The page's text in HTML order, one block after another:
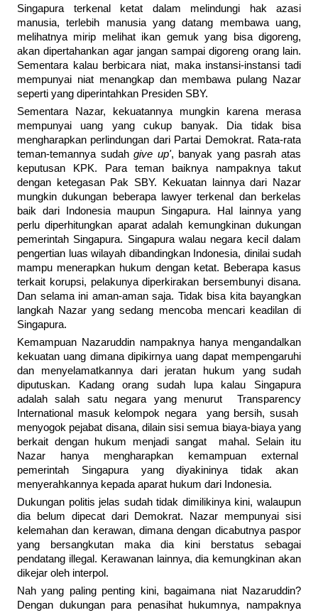
Singapura terkenal ketat dalam melindungi hak azasi
manusia, terlebih manusia yang datang membawa uang,
melihatnya mirip melihat ikan gemuk yang bisa digoreng,
akan dipertahankan agar jangan sampai digoreng orang lain.
Sementara kalau berbicara niat, maka instansi-instansi tadi
mempunyai niat menangkap dan membawa pulang Nazar
seperti yang diperintahkan Presiden SBY.
Sementara Nazar, kekuatannya mungkin karena merasa
mempunyai uang yang cukup banyak. Dia tidak bisa
mengharapkan perlindungan dari Partai Demokrat. Rata-rata
teman-temannya sudahgive up', banyak yang pasrah atas
keputusan KPK. Para teman baiknya nampaknya takut
dengan ketegasan Pak SBY. Kekuatan lainnya dari Nazar
mungkin dukungan beberapa lawyer terkenal dan berkelas
baik dari Indonesia maupun Singapura. Hal lainnya yang
perlu diperhitungkan aparat adalah kemungkinan dukungan
pemerintah Singapura. Singapura walau negara kecil dalam
pengertian luas wilayah dibandingkan Indonesia, dinilai sudah
mampu menerapkan hukum dengan ketat. Beberapa kasus
terkait korupsi, pelakunya diperkirakan bersembunyi disana.
Dan selama ini aman-aman saja. Tidak bisa kita bayangkan
langkah Nazar yang sedang mencoba mencari keadilan di
Singapura.
Kemampuan Nazaruddin nampaknya hanya mengandalkan
kekuatan uang dimana dipikirnya uang dapat mempengaruhi
dan menyelamatkannya dari jeratan hukum yang sudah
diputuskan. Kadang orang sudah lupa kalau Singapura
adalah salah satu negara yang menurut Transparency
International masuk kelompok negara yang bersih, susah
menyogok pejabat disana, dilain sisi semua biaya-biaya yang
berkait dengan hukum menjadi sangat mahal. Selain itu
Nazar hanya mengharapkan kemampuan external
pemerintah Singapura yang diyakininya tidak akan
menyerahkannya kepada aparat hukum dari Indonesia.
Dukungan politis jelas sudah tidak dimilikinya kini, walaupun
dia belum dipecat dari Demokrat. Nazar mempunyai sisi
kelemahan dan kerawan, dimana dengan dicabutnya paspor
yang bersangkutan maka dia kini berstatus sebagai
pendatang illegal. Kerawanan lainnya, dia kemungkinan akan
dikejar oleh interpol.
Nah yang paling penting kini, bagaimana niat Nazaruddin?
Dengan dukungan para penasihat hukumnya, nampaknya